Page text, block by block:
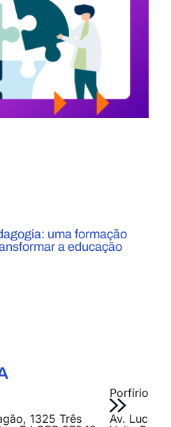
uma formação
a educação
1325 Três
Porfírio
Av. Lucas